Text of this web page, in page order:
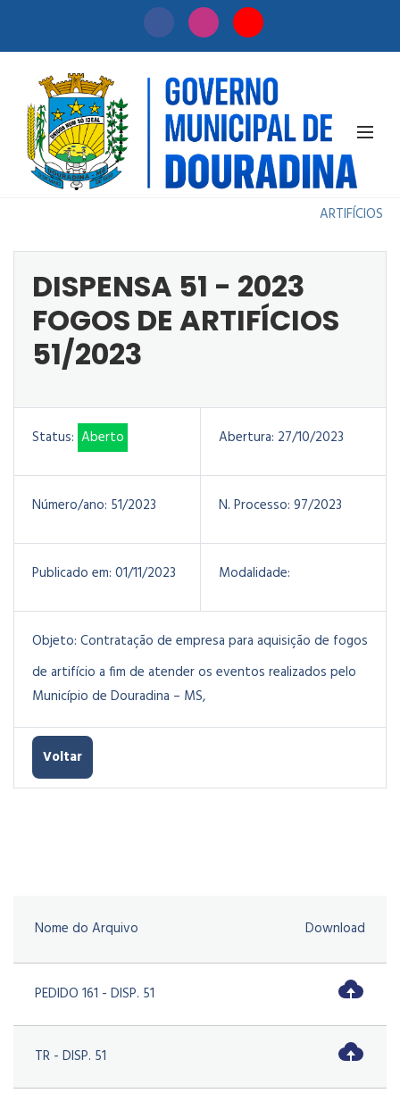
Início
/
Licitação
/
DISPENSA
51 - 2023
FOGOS DE
ARTIFÍCIOS
DISPENSA 51 - 2023
FOGOS DE ARTIFÍCIOS
51/2023
Status: Aberto Abertura: 27/10/2023
Número/ano: 51/2023 N. Processo: 97/2023
Publicado em: 01/11/2023 Modalidade:
Objeto: Contratação de empresa para aquisição de fogos
de artifício a fim de atender os eventos realizados pelo
Município de Douradina – MS,
Voltar
Nome do Arquivo Download
PEDIDO 161 - DISP. 51
TR - DISP. 51